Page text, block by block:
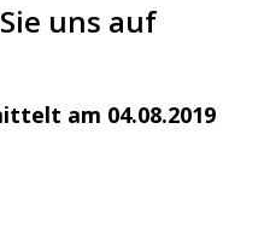
uns auf
am 04.08.2019